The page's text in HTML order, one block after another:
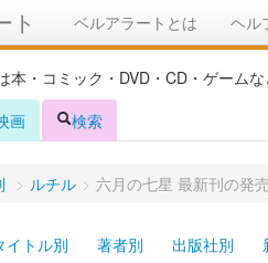
ト ベルアラートとは ヘル
本・コミック・DVD・CD・ゲーム
画 検索
> ルチル > 六月の七星 最新刊の発
イトル別 著者別 出版社別